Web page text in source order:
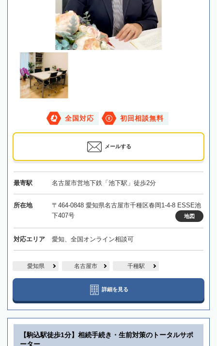
全国対応 初回相談無料
メールする
最寄駅 名古屋市営地下鉄「池下駅」徒歩2分
所在地
〒464-0848 愛知県名古屋市千種区春岡1-4-8 ESSE池
下407号
地図
対応エリア 愛知、全国オンライン相談可
愛知県 名古屋市 千種駅
詳細を見る
【駒込駅徒歩1分】相続手続き・生前対策のトータルサポ
ーター